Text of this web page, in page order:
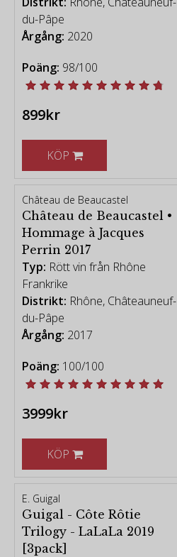
du-Pâpe
Årgång: 2020
Poäng: 98/100
899kr
KÖP
Château de Beaucastel
Château de Beaucastel •
Hommage à Jacques
Perrin 2017
Typ: Rött vin från Rhône
Frankrike
Distrikt: Rhône, Châteauneuf-
du-Pâpe
Årgång: 2017
Poäng: 100/100
3999kr
KÖP
E. Guigal
Guigal - Côte Rôtie
Trilogy - LaLaLa 2019
[3pack]